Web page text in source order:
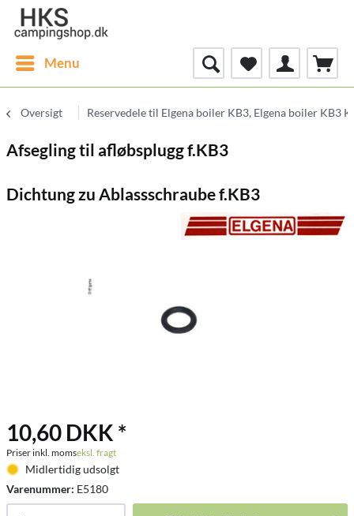
Menu
Oversigt Reservedele til Elgena boiler KB3, Elgena boiler KB3
Afsegling til afløbsplugg f.KB3
Dichtung zu Ablassschraube f.KB3
10,60 DKK *
Priser inkl. momseksl. fragt
Midlertidig udsolgt
Varenummer: E5180